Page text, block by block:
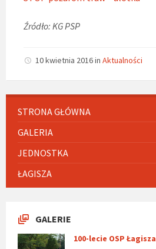
Źródło: KG PSP
10 kwietnia 2016in Aktualności
STRONA GŁÓWNA
GALERIA
JEDNOSTKA
ŁAGISZA
GALERIE
100-lecie OSP Łagisza